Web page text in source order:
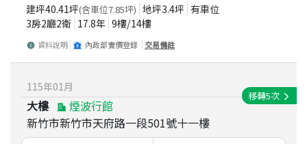
建坪40.41坪(含車位7.85坪) 地坪3.4坪 有車位
3房2廳2衛 17.8年 9樓/14樓
資料說明 內政部實價登錄 交易備註
115年01 月
大樓
煙波行館
新竹市新竹市天府路一段501號十一樓
移轉5次